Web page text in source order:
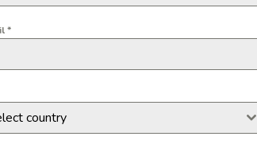
*
country